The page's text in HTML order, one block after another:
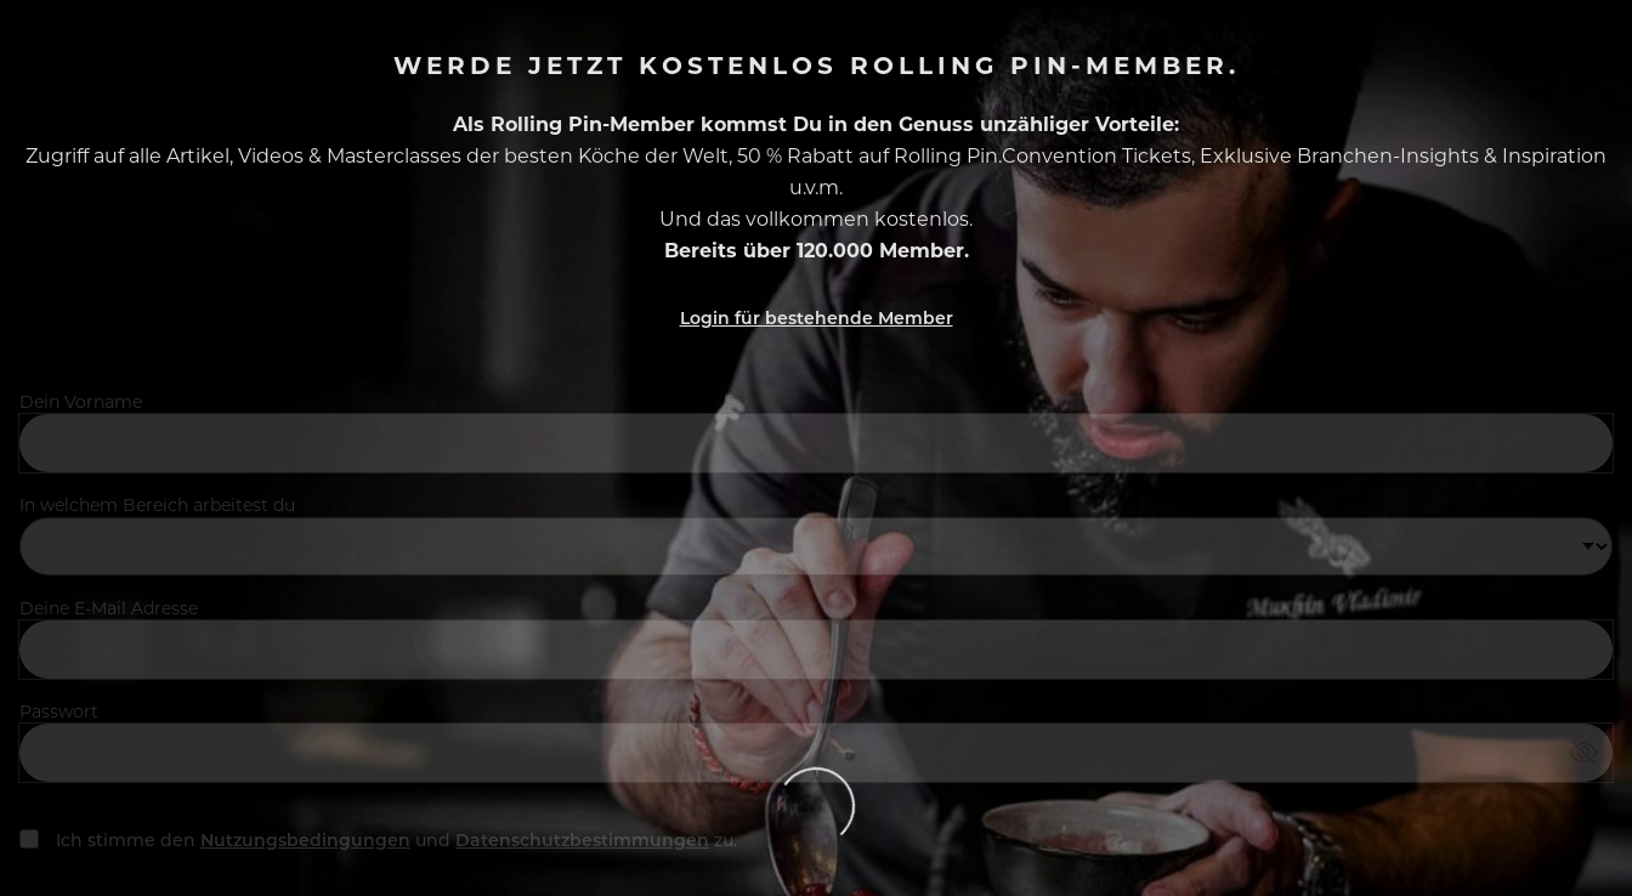
WERDE JETZT KOSTENLOS ROLLING PIN-MEMBER.
Als Rolling Pin-Member kommst Du in den Genuss unzähliger Vorteile:
Zugriff auf alle Artikel, Videos & Masterclasses der besten Köche der Welt, 50 % Rabatt auf Rolling Pin.Convention Tickets, Exklusive Branchen-Insights & Inspiration
u.v.m.
Und das vollkommen kostenlos.
Bereits über 120.000 Member.
Login für bestehende Member
Dein Vorname
In welchem Bereich arbeitest du
Deine E-Mail Adresse
Passwort
Ich stimme den Nutzungsbedingungen und Datenschutzbestimmungenzu.